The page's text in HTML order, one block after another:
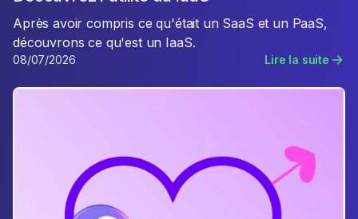
Après avoir compris ce qu'était un SaaS et un PaaS,
découvrons ce qu'est un IaaS.
08/07/2026 Lire la suite